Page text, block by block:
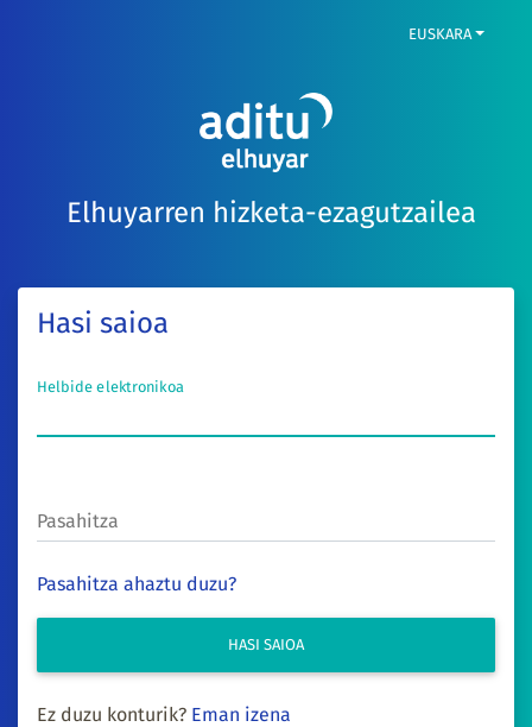
EUSKARA
Elhuyarren hizketa-ezagutzailea
Hasi saioa
Helbide elektronikoa
Pasahitza
Pasahitza ahaztu duzu?
HASI SAIOA
Ez duzu konturik? Eman izena